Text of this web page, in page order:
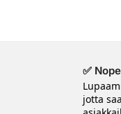
✅
jotta